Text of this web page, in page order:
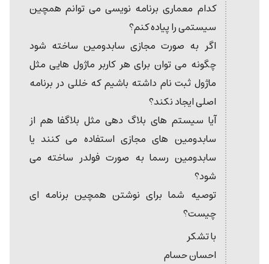
کدام معماری برنامه نویسی می توانم همچین
سیستمی را پیاده کنم؟
اگر به صورت مجازی سابدومین ساخته شود
چگونه می توان برای هر کاربر ماژول هایی مثل
ماژول ثبت نام داشته باشیم که خللی در برنامه
اصلی ایجاد نکند؟
آیا سیستم های بلاگ دهی مثل بلاگفا هم از
سابدومین های مجازی استفاده می کنند یا
سابدومین رسما به صورت فولدر ساخته می
شود؟
توصیه شما برای نوشتن همچین برنامه ای
چیست؟
با تشکر
احسان حسام